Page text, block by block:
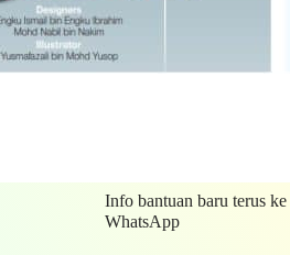
Info bantuan baru terus ke
WhatsApp